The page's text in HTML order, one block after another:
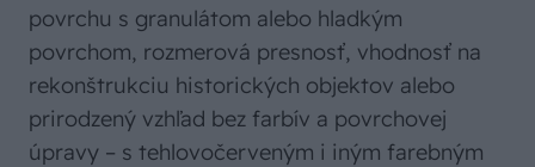
povrchu s granulátom alebo hladkým
povrchom, rozmerová presnosť, vhodnosť na
rekonštrukciu historických objektov alebo
prirodzený vzhľad bez farbív a povrchovej
úpravy – s tehlovočerveným i iným farebným